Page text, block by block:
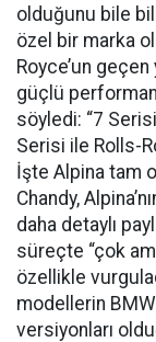
olduğunu bile
özel bir marka
Royce’un
güçlü
söyledi: “7
Serisi ile Rolls-
İşte Alpina tam
Chandy,
daha detaylı
süreçte “çok
özellikle
modellerin
versiyonları